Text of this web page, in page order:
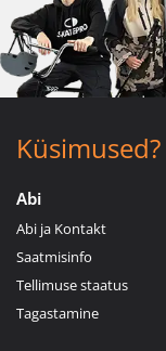
Küsimused?
Abi
Abi ja Kontakt
Saatmisinfo
Tellimuse staatus
Tagastamine